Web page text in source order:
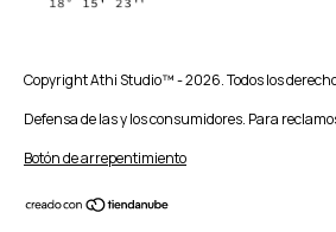
Copyright Athi Studio™ - 2026. Todos los
Defensa de las y los consumidores. Para
Botón de arrepentimiento